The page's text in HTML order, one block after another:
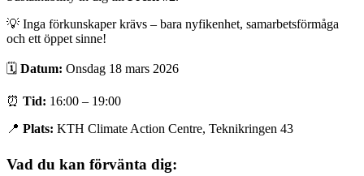
💡 Inga förkunskaper krävs – bara nyfikenhet, samarbetsförmåga
och ett öppet sinne!
🗓 Datum: Onsdag 18 mars 2026
⏰ Tid: 16:00 – 19:00
📍 Plats: KTH Climate Action Centre, Teknikringen 43
Vad du kan förvänta dig: